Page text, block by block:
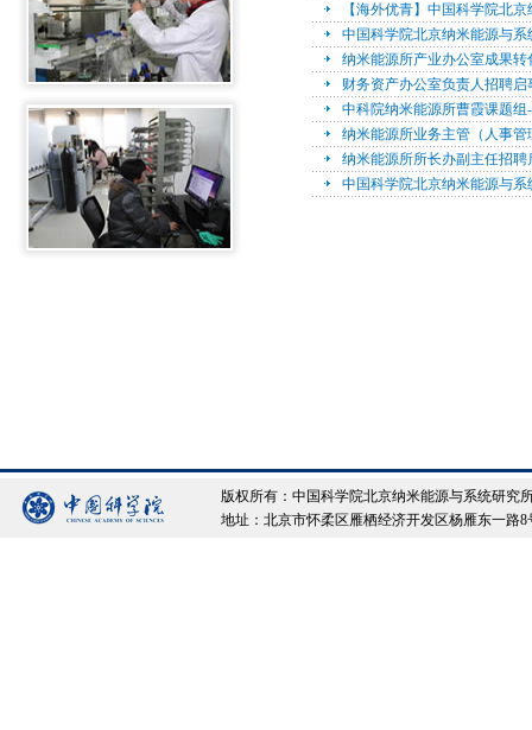
【海外优青】中国科学院北
中国科学院北京纳米能源与
纳米能源所产业办公室成果
财务资产办公室负责人招聘启
中科院纳米能源所曹霞课题
纳米能源所业务主管（人事管
纳米能源所所长办副主任招聘
中国科学院北京纳米能源与
版权所有：中国科学院北京纳米能源与系统研究
地址：北京市怀柔区雁栖经济开发区杨雁东一路8